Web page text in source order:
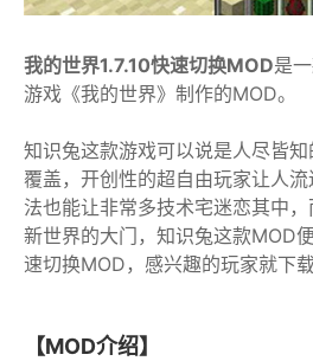
我的世界1.7.10快速切换MOD是
游戏《我的世界》制作的MOD。
知识兔这款游戏可以说是人尽皆
覆盖，开创性的超自由玩家让人
法也能让非常多技术宅迷恋其中
新世界的大门，知识兔这款MOD
速切换MOD，感兴趣的玩家就下载
【MOD介绍】